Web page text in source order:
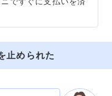
止められた